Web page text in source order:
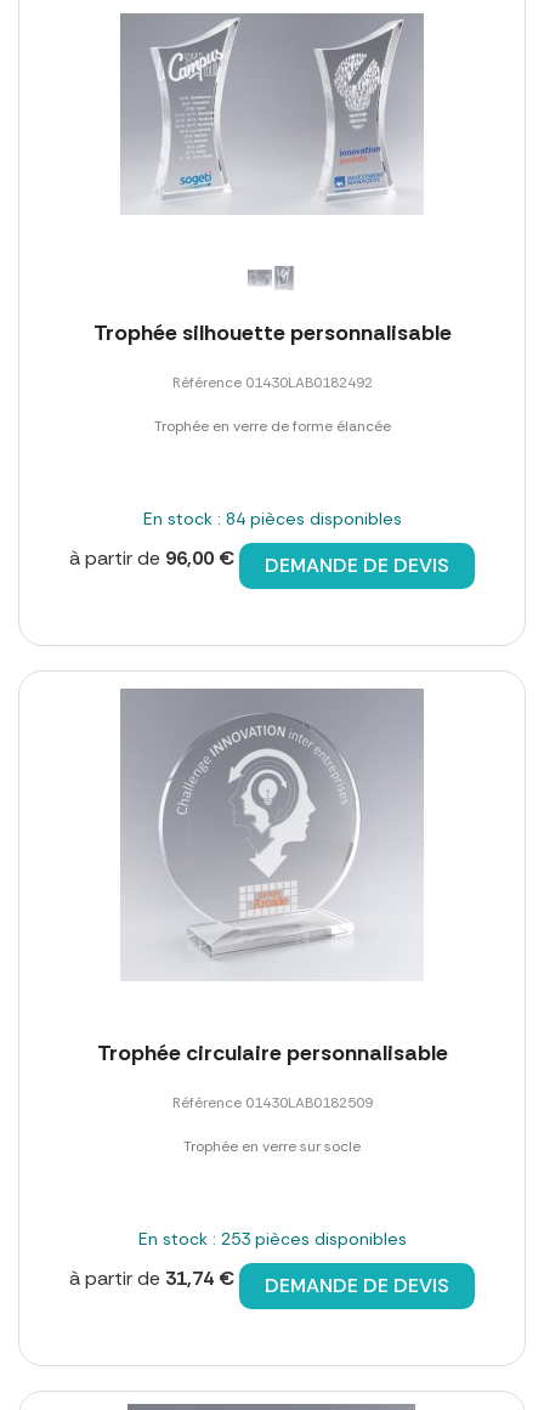
Trophée silhouette personnalisable
Référence 01430LAB0182492
Trophée en verre de forme élancée
En stock : 84 pièces disponibles
à partir de 96,00 € DEMANDE DE DEVIS
Trophée circulaire personnalisable
Référence 01430LAB0182509
Trophée en verre sur socle
En stock : 253 pièces disponibles
à partir de 31,74 € DEMANDE DE DEVIS